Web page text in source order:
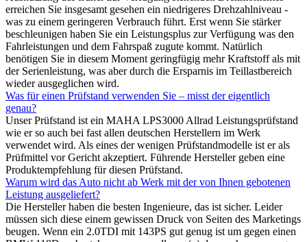
erreichen Sie insgesamt gesehen ein niedrigeres Drehzahlniveau -
was zu einem geringeren Verbrauch führt. Erst wenn Sie stärker
beschleunigen haben Sie ein Leistungsplus zur Verfügung was den
Fahrleistungen und dem Fahrspaß zugute kommt. Natürlich
benötigen Sie in diesem Moment geringfügig mehr Kraftstoff als mit
der Serienleistung, was aber durch die Ersparnis im Teillastbereich
wieder ausgeglichen wird.
Was für einen Prüfstand verwenden Sie – misst der eigentlich
genau?
Unser Prüfstand ist ein MAHA LPS3000 Allrad Leistungsprüfstand
wie er so auch bei fast allen deutschen Herstellern im Werk
verwendet wird. Als eines der wenigen Prüfstandmodelle ist er als
Prüfmittel vor Gericht akzeptiert. Führende Hersteller geben eine
Produktempfehlung für diesen Prüfstand.
Warum wird das Auto nicht ab Werk mit der von Ihnen gebotenen
Leistung ausgeliefert?
Die Hersteller haben die besten Ingenieure, das ist sicher. Leider
müssen sich diese einem gewissen Druck von Seiten des Marketings
beugen. Wenn ein 2.0TDI mit 143PS gut genug ist um gegen einen